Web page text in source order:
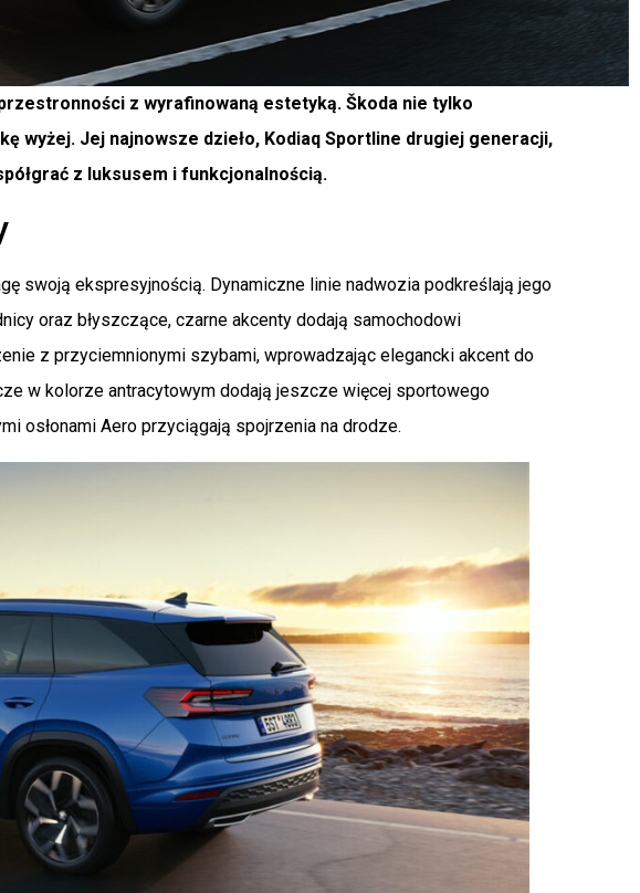
z wyrafinowaną estetyką. Škoda nie tylko
wyżej. Jej najnowsze dzieło, Kodiaq Sportline drugiej generacji,
z luksusem i funkcjonalnością.
swoją ekspresyjnością. Dynamiczne linie nadwozia podkreślają jego
oraz błyszczące, czarne akcenty dodają samochodowi
z przyciemnionymi szybami, wprowadzając elegancki akcent do
w kolorze antracytowym dodają jeszcze więcej sportowego
osłonami Aero przyciągają spojrzenia na drodze.